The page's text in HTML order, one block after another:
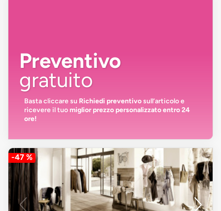
Preventivo
gratuito
Basta cliccare su Richiedi preventivosull’articolo e
ricevere il tuomiglior prezzo personalizzato entro 24
ore!
-47 %